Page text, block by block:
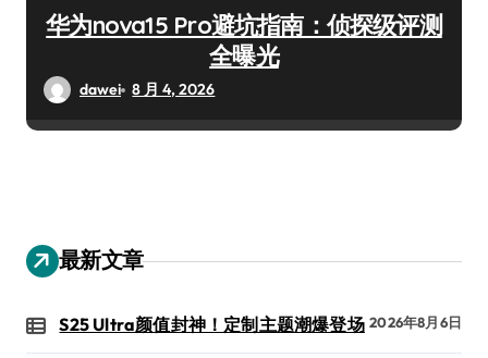
华为nova15 Pro避坑指南：侦探级评测
全曝光
dawei 8 月 4, 2026
最新文章
S25 Ultra颜值封神！定制主题潮爆登场 2026年8月6日